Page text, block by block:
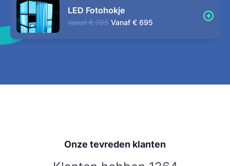
LED Fotohokje
Vanaf € 795 Vanaf € 695
Onze tevreden klanten